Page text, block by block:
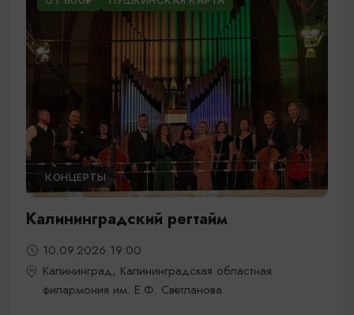
КОНЦЕРТЫ
Калининградский регтайм
10.09.2026 19:00
Калининград, Калининградская областная
филармония им. Е.Ф. Светланова